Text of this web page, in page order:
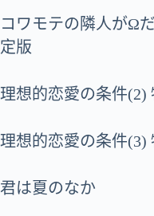
コワモテの隣人がΩ
定版
理想的恋愛の条件(2)
理想的恋愛の条件(3)
君は夏のなか